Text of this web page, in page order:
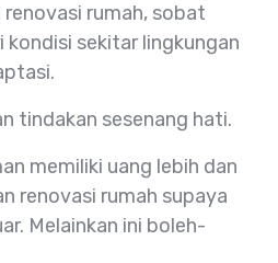
renovasi rumah, sobat
kondisi sekitar lingkungan
tindakan sesenang hati.
memiliki uang lebih dan
renovasi rumah supaya
Melainkan ini boleh-